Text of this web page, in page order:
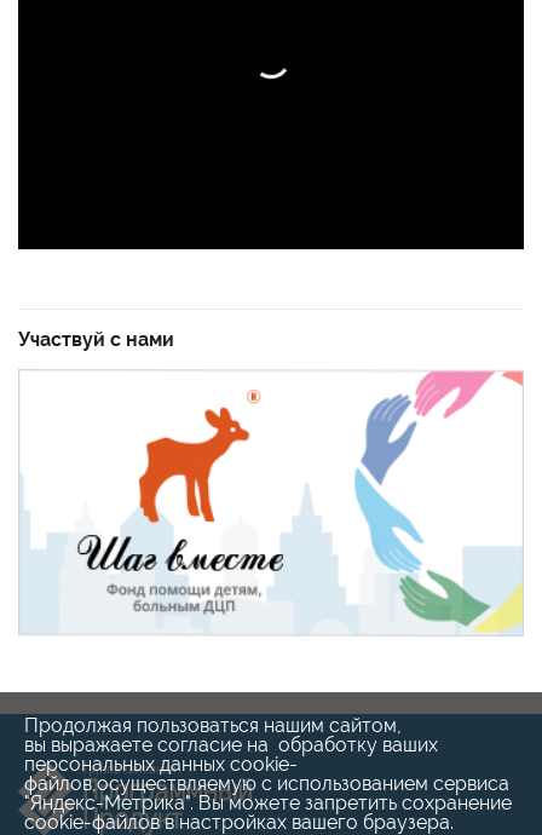
Участвуй с нами
Продолжая пользоваться нашим сайтом,
вы выражаете согласие на обработку ваших
персональных данных cookie-
файлов,осуществляемую с использованием сервиса
"Яндекс-Метрика". Вы можете запретить сохранение
cookie-файлов в настройках вашего браузера.